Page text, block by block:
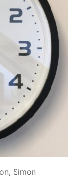
, Simon